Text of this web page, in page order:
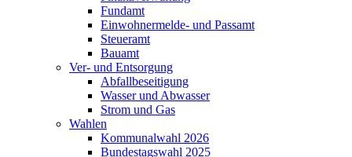
Fundamt
Einwohnermelde- und Passamt
Steueramt
Bauamt
Ver- und Entsorgung
Abfallbeseitigung
Wasser und Abwasser
Strom und Gas
Wahlen
Kommunalwahl 2026
Bundestagswahl 2025